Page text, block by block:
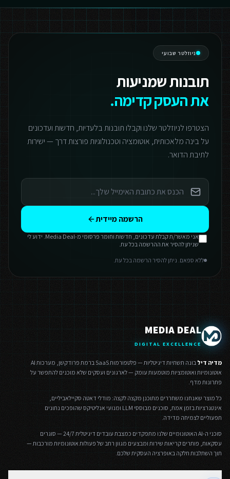
ניוזלטר שבועי
תובנות שמניעות
את העסק קדימה.
הצטרפו לניוזלטר שלנו וקבלו תובנות בלעדיות, חדשות ועדכונים
על בינה מלאכותית, אוטומציה וטכנולוגיות פורצות דרך — ישירות
לתיבת הדואר.
הרשמה מיידית
אני מאשר/ת קבלת עדכונים, חדשות וחומר פרסומי מ-Media Deal. ידוע לי
שניתן להסיר את ההרשמה בכל עת.
ללא ספאם. ניתן להסיר הרשמה בכל עת.
MEDIA DEAL
DIGITAL EXCELLENCE
מדיה דיל
בונה תשתיות דיגיטליות — פלטפורמות SaaS ברמת פרודקשן, מערכות AI
אוטונומיות ואוטומציות מוטמעות עומק — לארגונים ועסקים שלא מוכנים להתפשר על
פתרונות מדף.
כל מוצר שאנחנו משחררים מתוכנן מקצה לקצה: מודלי דאטה סקיילאביליים,
אינטגרציות בזמן אמת, סוכנים מבוססי LLM ומנועי אנליטיקס שהופכים נתונים
תפעוליים לצמיחה מדידה.
סוכני ה-AI האוטונומיים שלנו מתפקדים כמצבת עובדים דיגיטלית 24/7 — סוגרים
עסקאות, פותרים קריאות שירות ומבצעים מגוון רחב של פעולות אוטונומיות מורכבות —
תוך השתלבות חלקה באופרציה העסקית שלכם.